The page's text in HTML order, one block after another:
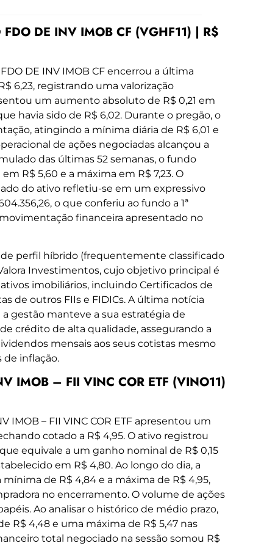
DE INV IMOB CF (VGHF11) | R$
DE INV IMOB CF encerrou a última
6,23, registrando uma valorização
um aumento absoluto de R$ 0,21 em
havia sido de R$ 6,02. Durante o pregão, o
atingindo a mínima diária de R$ 6,01 e
de ações negociadas alcançou a
das últimas 52 semanas, o fundo
R$ 5,60 e a máxima em R$ 7,23. O
do ativo refletiu-se em um expressivo
o que conferiu ao fundo a 1ª
financeira apresentado no
de perfil híbrido (frequentemente classificado
Investimentos, cujo objetivo principal é
imobiliários, incluindo Certificados de
de outros FIIs e FIDICs. A última notícia
gestão manteve a sua estratégia de
crédito de alta qualidade, assegurando a
mensais aos seus cotistas mesmo
de inflação.
IMOB – FII VINC COR ETF (VINO11)
IMOB – FII VINC COR ETF apresentou um
cotado a R$ 4,95. O ativo registrou
equivale a um ganho nominal de R$ 0,15
em R$ 4,80. Ao longo do dia, a
de R$ 4,84 e a máxima de R$ 4,95,
no encerramento. O volume de ações
Ao analisar o histórico de médio prazo,
R$ 4,48 e uma máxima de R$ 5,47 nas
total negociado na sessão somou R$